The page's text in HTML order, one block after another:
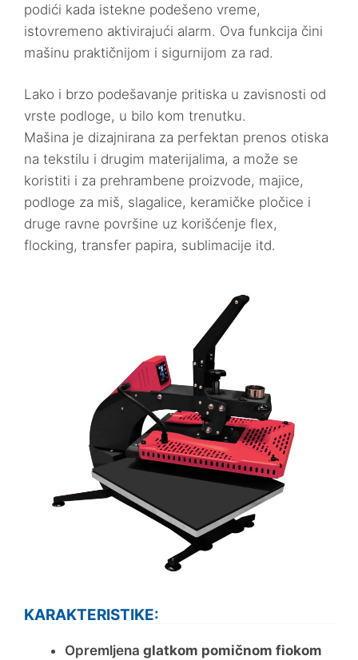
podići kada istekne podešeno vreme,
istovremeno aktivirajući alarm. Ova funkcija čini
mašinu praktičnijom i sigurnijom za rad.
Lako i brzo podešavanje pritiska u zavisnosti od
vrste podloge, u bilo kom trenutku.
Mašina je dizajnirana za perfektan prenos otiska
na tekstilu i drugim materijalima, a može se
koristiti i za prehrambene proizvode, majice,
podloge za miš, slagalice, keramičke pločice i
druge ravne površine uz korišćenje flex,
flocking, transfer papira, sublimacije itd.
KARAKTERISTIKE:
Opremljena glatkom pomičnom fiokom